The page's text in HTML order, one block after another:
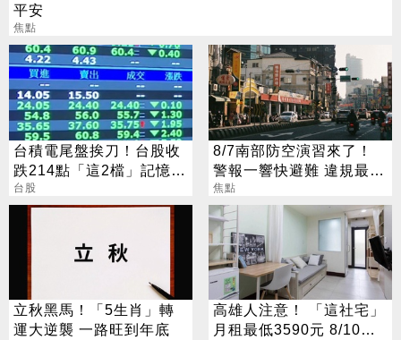
平安
焦點
台積電尾盤挨刀！台股收
跌214點「這2檔」記憶體
逆勢收漲停
台股
8/7南部防空演習來了！
警報一響快避難 違規最高
開罰15萬
焦點
立秋黑馬！「5生肖」轉
運大逆襲 一路旺到年底
高雄人注意！ 「這社宅」
月租最低3590元 8/10起